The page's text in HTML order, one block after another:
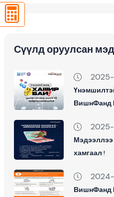
Сүүлд оруулсан
ВишнФанд
хамгаал !
ВишнФанд